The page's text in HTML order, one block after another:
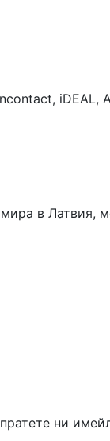
iDEAL,
в Латвия,
ни